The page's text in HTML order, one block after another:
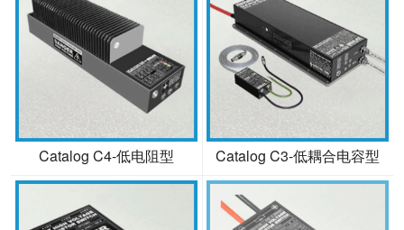
Catalog C4-低电阻型 Catalog C3-低耦合电容型